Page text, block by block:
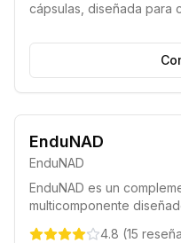
cápsulas, diseñada para
plena, sin necesidad de
Fórmula avanzada
EnduNAD
EnduNAD
EnduNAD es un
multicomponente
4.8 (15